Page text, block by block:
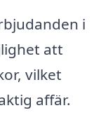
i
att
vilket
affär.